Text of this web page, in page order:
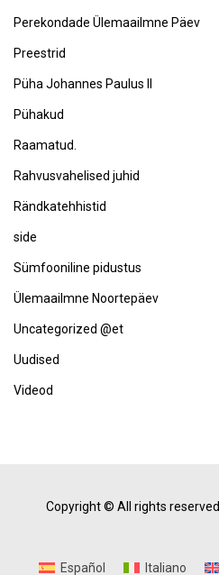
Perekondade Ülemaailmne Päev
Preestrid
Püha Johannes Paulus II
Pühakud
Raamatud.
Rahvusvahelised juhid
Rändkatehhistid
side
Sümfooniline pidustus
Ülemaailmne Noortepäev
Uncategorized @et
Uudised
Videod
Copyright © All rights reserved.
Español Italiano